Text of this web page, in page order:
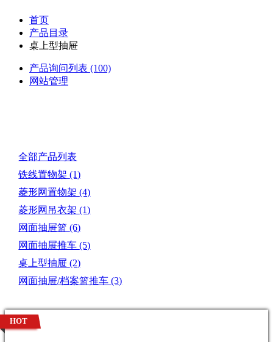
首页
产品目录
桌上型抽屉
产品询问列表 (100)
网站管理
全部产品列表
铁线置物架(1)
菱形网置物架(4)
菱形网吊衣架(1)
网面抽屉篮(6)
网面抽屉推车(5)
桌上型抽屉(2)
网面抽屉/档案篮推车(3)
HOT